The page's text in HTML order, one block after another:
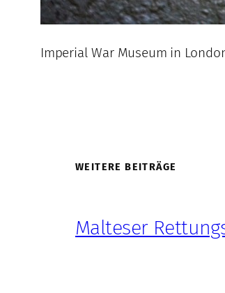
Imperial War Museum in
WEITERE BEITRÄGE
Malteser